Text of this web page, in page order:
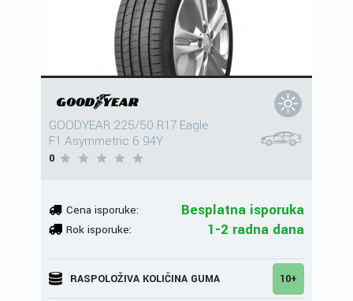
GOODYEAR 225/50 R17 Eagle
F1 Asymmetric 6 94Y
0
Cena isporuke: Besplatna isporuka
Rok isporuke: 1-2 radna dana
RASPOLOŽIVA KOLIČINA GUMA 10+